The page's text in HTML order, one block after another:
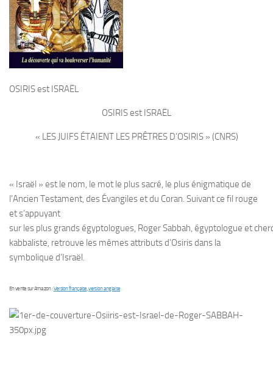
OSIRIS est ISRAËL
OSIRIS est ISRAËL
« LES JUIFS ÉTAIENT LES PRÊTRES D’OSIRIS» (CNRS)
« Israël » est le nom, le mot le plus sacré, le plus énigmatique de
l’Ancien Testament, des Évangiles et du Coran. Suivant ce fil rouge
et s’appuyant
sur les plus grands égyptologues, Roger Sabbah, égyptologue et
kabbaliste, retrouve les mêmes attributs d’Osiris dans la
symbolique d’Israël.
En vente sur Amazon :Version française,version anglaise